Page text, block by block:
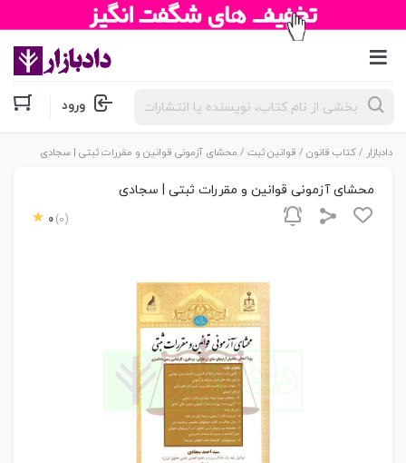
جستجوی
محصولات ورود
دادبازار /کتاب قانون / قوانین ثبت / محشای آزمونی قوانین و مقررات ثبتی | سجادی
محشای آزمونی قوانین و مقررات ثبتی | سجادی
0 (0)